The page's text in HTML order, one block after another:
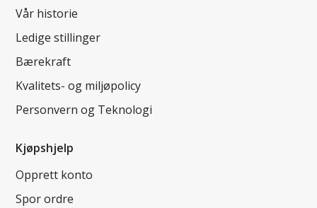
Vår historie
Ledige stillinger
Bærekraft
Kvalitets- og miljøpolicy
Personvern og Teknologi
Kjøpshjelp
Opprett konto
Spor ordre